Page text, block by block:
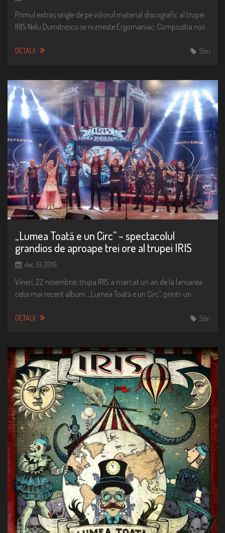
Primul extras single de pe viitorul material discografic al trupei
IRIS Nelu Dumitrescu se numeste Ergomaniac. Compozitia noii…
DETALII Stiri
„Lumea Toată e un Circ” – spectacolul
grandios de aproape trei ore al trupei IRIS
dec. 10, 2019
Vineri, 22 noiembrie, trupa IRIS a marcat un an de la lansarea
celui mai recent album, „Lumea Toată e un Circ”, printr-un…
DETALII Stiri